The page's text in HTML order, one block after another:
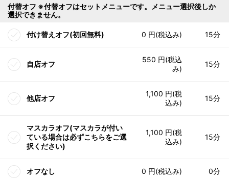
付替オフ ※付替オフはセットメニューです。メニュー選択後しか
選択できません。
付け替えオフ(初回無料) 0 円(税込み) 15分
自店オフ
550 円(税込
み)
15分
他店オフ
1,100 円(税
込み)
15分
マスカラオフ(マスカラが付い
ている場合は必ずこちらをご選
択ください)
1,100 円(税
込み)
15分
オフなし 0 円(税込み) 0分